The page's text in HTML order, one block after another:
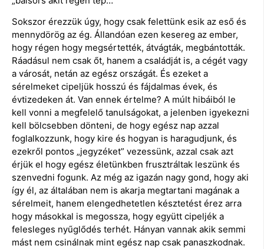
Sokszor érezzük úgy, hogy csak felettünk esik az eső és
mennydörög az ég. Állandóan ezen kesereg az ember,
hogy régen hogy megsértették, átvágták, megbántották.
Ráadásul nem csak őt, hanem a családját is, a cégét vagy
a városát, netán az egész országát. És ezeket a
sérelmeket cipeljük hosszú és fájdalmas évek, és
évtizedeken át. Van ennek értelme? A múlt hibáiból le
kell vonni a megfelelő tanulságokat, a jelenben igyekezni
kell bölcsebben dönteni, de hogy egész nap azzal
foglalkozzunk, hogy kire és hogyan is haragudjunk, és
ezekről pontos „jegyzéket” vezessünk, azzal csak azt
érjük el hogy egész életünkben frusztráltak leszünk és
szenvedni fogunk. Az még az igazán nagy gond, hogy aki
így él, az általában nem is akarja megtartani magának a
sérelmeit, hanem elengedhetetlen késztetést érez arra
hogy másokkal is megossza, hogy együtt cipeljék a
felesleges nyűglődés terhét. Hányan vannak akik semmi
mást nem csinálnak mint egész nap csak panaszkodnak.